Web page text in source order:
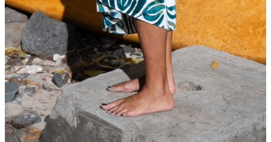
My Tea Box
NaturaBaie
Nature Artizan
Oopsie Daisy
Pigment It Pottery